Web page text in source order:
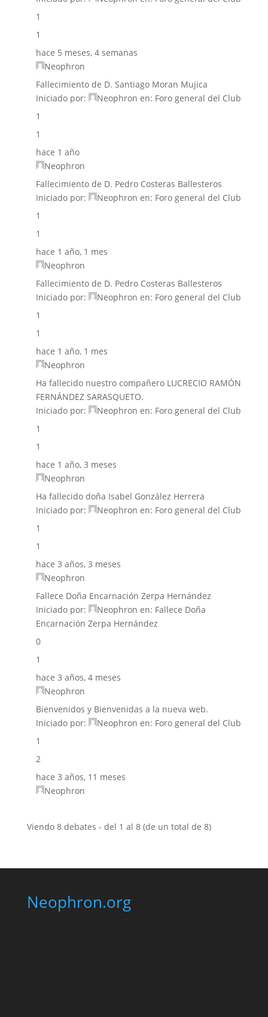
1
1
hace 5 meses, 4 semanas
Neophron
Fallecimiento de D. Santiago Moran Mujica
Iniciado por:
Neophron en: Foro general del Club
1
1
hace 1 año
Neophron
Fallecimiento de D. Pedro Costeras Ballesteros
Iniciado por:
Neophron en: Foro general del Club
1
1
hace 1 año, 1 mes
Neophron
Fallecimiento de D. Pedro Costeras Ballesteros
Iniciado por:
Neophron en: Foro general del Club
1
1
hace 1 año, 1 mes
Neophron
Ha fallecido nuestro compañero LUCRECIO RAMÓN
FERNÁNDEZ SARASQUETO.
Iniciado por:
Neophron en: Foro general del Club
1
1
hace 1 año, 3 meses
Neophron
Ha fallecido doña Isabel González Herrera
Iniciado por:
Neophron en: Foro general del Club
1
1
hace 3 años, 3 meses
Neophron
Fallece Doña Encarnación Zerpa Hernández
Iniciado por:
Neophron en: Fallece Doña
Encarnación Zerpa Hernández
0
1
hace 3 años, 4 meses
Neophron
Bienvenidos y Bienvenidas a la nueva web.
Iniciado por:
Neophron en: Foro general del Club
1
2
hace 3 años, 11 meses
Neophron
Viendo 8 debates - del 1 al 8 (de un total de 8)
Neophron.org